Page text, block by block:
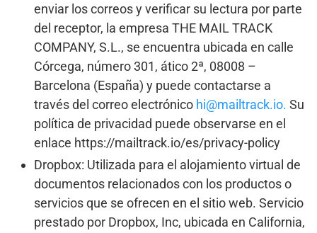
enviar los correos y verificar su lectura por parte
del receptor, la empresa THE MAIL TRACK
COMPANY, S.L., se encuentra ubicada en calle
Córcega, número 301, ático 2ª, 08008 –
Barcelona (España) y puede contactarse a
través del correo electrónico hi@mailtrack.io. Su
política de privacidad puede observarse en el
enlace https://mailtrack.io/es/privacy-policy
Dropbox: Utilizada para el alojamiento virtual de
documentos relacionados con los productos o
servicios que se ofrecen en el sitio web. Servicio
prestado por Dropbox, Inc, ubicada en California,